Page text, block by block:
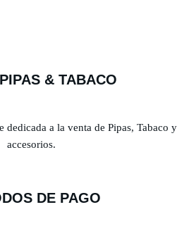
& TABACO
dedicada a la venta de Pipas, Tabaco y
accesorios.
DE PAGO